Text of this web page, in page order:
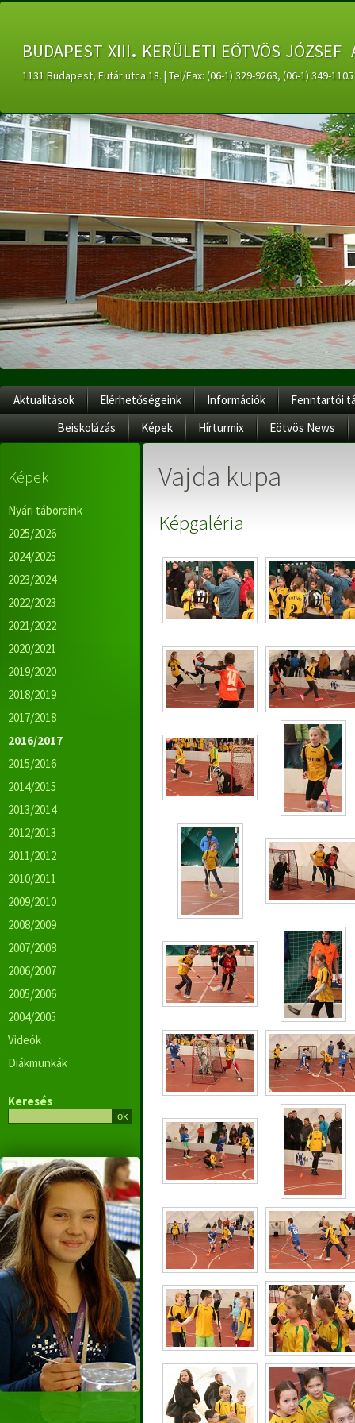
budapest xiii. kerületi eötvös
1131 Budapest, Futár utca 18. | Tel/Fax: (06-1) 329-9263, (06-1) 349-
Aktualitások Elérhetőségeink Információk
Fenntartói
Beiskolázás
Képek Hírturmix Eötvös News
Képek
Nyári táboraink
2025/2026
2024/2025
2023/2024
2022/2023
2021/2022
2020/2021
2019/2020
2018/2019
2017/2018
2016/2017
2015/2016
2014/2015
2013/2014
2012/2013
2011/2012
2010/2011
2009/2010
2008/2009
2007/2008
2006/2007
2005/2006
2004/2005
Videók
Diákmunkák
Keresés
Vajda kupa
Képgaléria